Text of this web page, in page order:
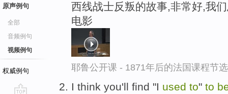
原声例句
全部
音频例句
视频例句
权威例句
西线战士反叛的故事,非常好,我
电影
耶鲁公开课 - 1871年后的法国课程节选
I think you'll find "I used to" to